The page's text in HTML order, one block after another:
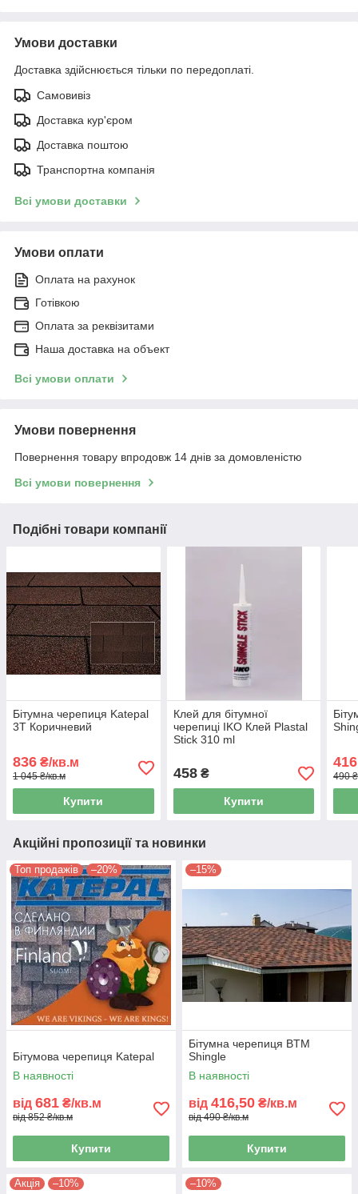
Умови доставки
Доставка здійснюється тільки по передоплаті.
Самовивіз
Доставка кур'єром
Доставка поштою
Транспортна компанія
Всі умови доставки
Умови оплати
Оплата на рахунок
Готівкою
Оплата за реквізитами
Наша доставка на объект
Всі умови оплати
Умови повернення
Повернення товару впродовж 14 днів за домовленістю
Всі умови повернення
Подібні товари компанії
Бітумна черепиця Katepal
3T Коричневий
836 ₴/кв.м
1 045 ₴/кв.м
Купити
Клей для бітумної
черепиці IKO Клей Plastal
Stick 310 ml
458₴
Купити
490
Акційні пропозиції та новинки
Топ продажів –20%
Бітумова черепиця Katepal
В наявності
від 681 ₴/кв.м
від 852 ₴/кв.м
Купити
–15%
Бітумна черепиця BTM
Shingle
В наявності
від 416,50 ₴/кв.м
від 490 ₴/кв.м
Купити
Акція –10% –10%